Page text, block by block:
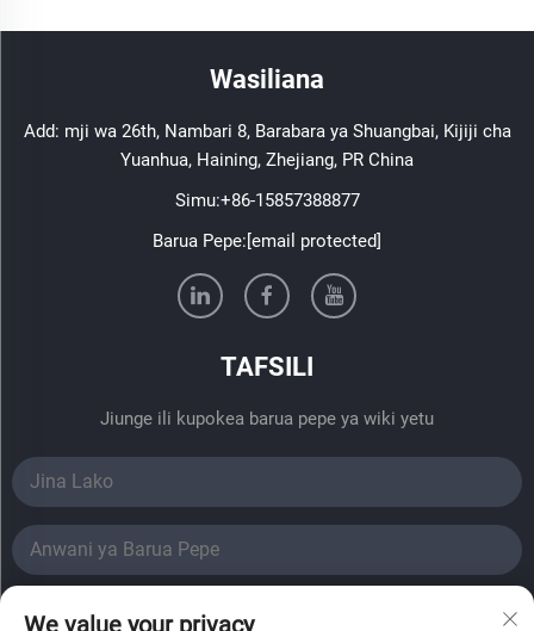
Wasiliana
Add: mji wa 26th, Nambari 8, Barabara ya Shuangbai, Kijiji cha
Yuanhua, Haining, Zhejiang, PR China
Simu:+86-15857388877
Barua Pepe:[email protected]
TAFSILI
Jiunge ili kupokea barua pepe ya wiki yetu
Wasilisha
We value your privacy